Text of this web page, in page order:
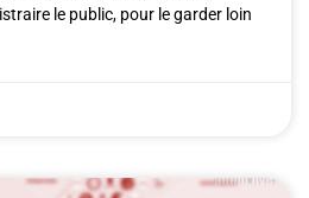
le public, pour le garder loin